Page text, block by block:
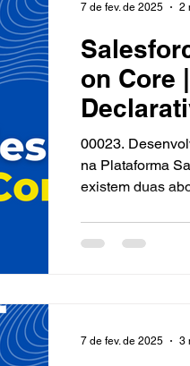
on Core
na
00023.
na Plataforma Salesforce Na
existem duas
7 de fev. de 2025 2
7 de fev. de 2025 3